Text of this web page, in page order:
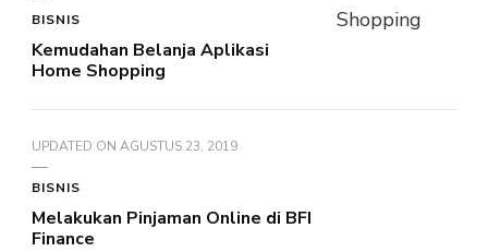
BISNIS
Kemudahan Belanja Aplikasi
Home Shopping
UPDATED ON AGUSTUS 23, 2019
BISNIS
Melakukan Pinjaman Online di BFI
Finance